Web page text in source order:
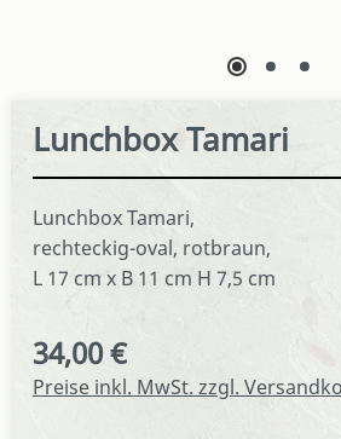
Lunchbox Tamari
Lunchbox Tamari,
rechteckig-oval, rotbraun,
L 17 cm x B 11 cm H 7,5 cm
Regulärer Preis:
34,00 €
Preise inkl. MwSt. zzgl.